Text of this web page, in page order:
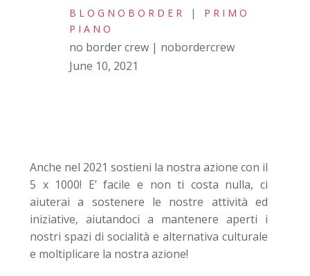
BLOGNOBORDER | PRIMO
PIANO
no border crew | nobordercrew
June 10, 2021
Anche nel 2021 sostieni la nostra azione con il
5 x 1000! E’ facile e non ti costa nulla, ci
aiuterai a sostenere le nostre attività ed
iniziative, aiutandoci a mantenere aperti i
nostri spazi di socialità e alternativa culturale
e moltiplicare la nostra azione!